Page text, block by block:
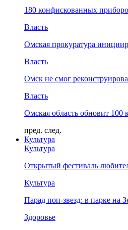
180 конфискованных
Власть
Омская прокуратура
Власть
Омск не смог
Власть
Омская область обновит 100
пред. след.
Культура
Культура
Открытый фестиваль
Культура
Парад поп-звезд: в парке на
Здоровье